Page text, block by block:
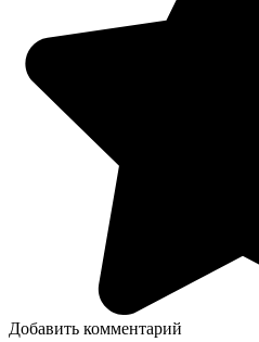
Добавить комментарий